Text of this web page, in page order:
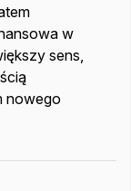
w
sens,
nowego